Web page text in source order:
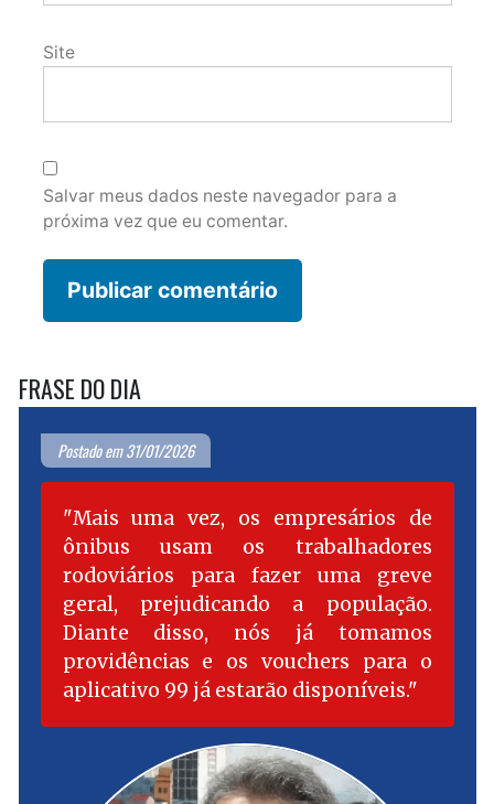
Site
Salvar meus dados neste navegador para a
próxima vez que eu comentar.
FRASE DO DIA
Postado em 31/01/2026
Mais uma vez, os empresários de
ônibus usam os trabalhadores
rodoviários para fazer uma greve
geral, prejudicando a população.
Diante disso, nós já tomamos
providências e os vouchers para o
aplicativo 99 já estarão disponíveis.